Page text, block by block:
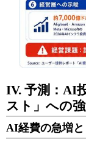
IV. 予測：AI
スト」への
AI経費の急増